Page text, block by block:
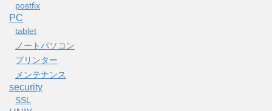
postfix
PC
tablet
ノートパソコン
プリンター
メンテナンス
security
SSL